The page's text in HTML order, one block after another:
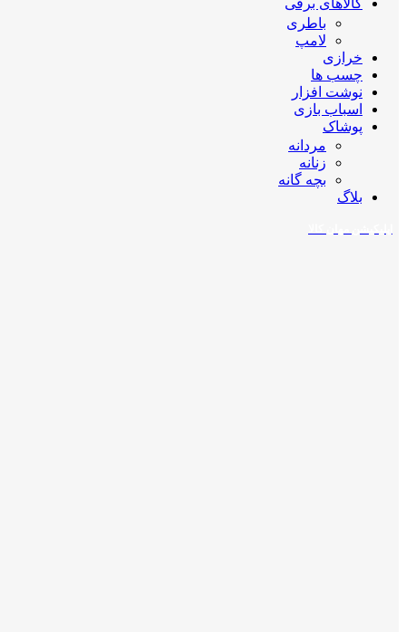
کالاهای برقی
باطری
لامپ
خرازی
چسب ها
نوشت افزار
اسباب بازی
پوشاک
مردانه
زنانه
بچه گانه
بلاگ